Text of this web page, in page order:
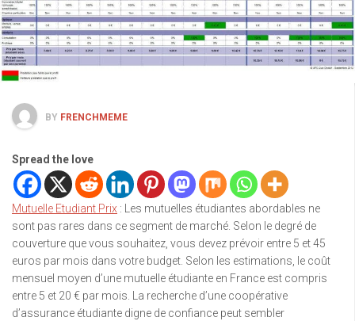
BY FRENCHMEME
Spread the love
Mutuelle Etudiant Prix : Les mutuelles étudiantes abordables ne
sont pas rares dans ce segment de marché. Selon le degré de
couverture que vous souhaitez, vous devez prévoir entre 5 et 45
euros par mois dans votre budget. Selon les estimations, le coût
mensuel moyen d’une mutuelle étudiante en France est compris
entre 5 et 20 € par mois. La recherche d’une coopérative
d’assurance étudiante digne de confiance peut sembler